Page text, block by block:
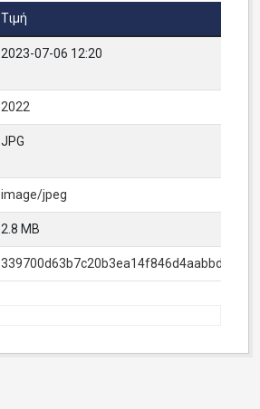
Τιμή
2023-07-06 12:20
2022
JPG
image/jpeg
2.8 MB